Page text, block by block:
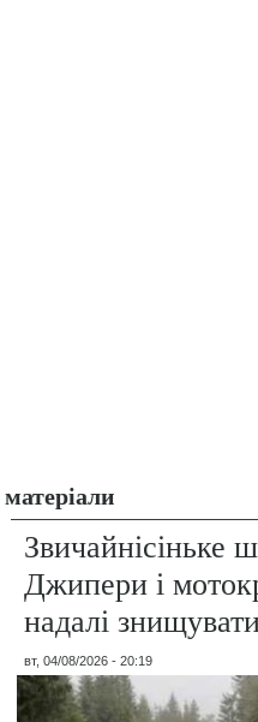
матеріали
Звичайнісіньке
Джипери і
надалі
вт, 04/08/2026 - 20:19